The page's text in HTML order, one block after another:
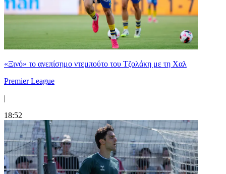
«Ξινό» το ανεπίσημο ντεμπούτο του Τζολάκη με τη Χαλ
Premier League
|
18:52